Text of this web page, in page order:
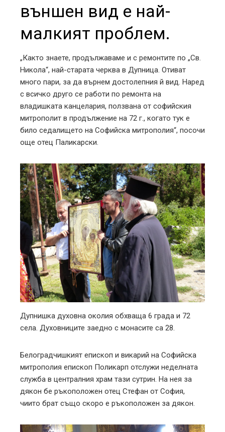
външен вид е най-
малкият проблем.
„Както знаете, продължаваме и с ремонтите по „Св.
Никола“, най-старата черква в Дупница. Отиват
много пари, за да върнем достолепния й вид. Наред
с всичко друго се работи по ремонта на
владишката канцелария, ползвана от софийския
митрополит в продължение на 72 г., когато тук е
било седалището на Софийска митрополия“, посочи
още отец Паликарски.
Дупнишка духовна околия обхваща 6 града и 72
села. Духовниците заедно с монасите са 28.
Белоградчишкият епископ и викарий на Софийска
митрополия епископ Поликарп отслужи неделната
служба в централния храм тази сутрин. На нея за
дякон бе ръкоположен отец Стефан от София,
чиито брат също скоро е ръкоположен за дякон.